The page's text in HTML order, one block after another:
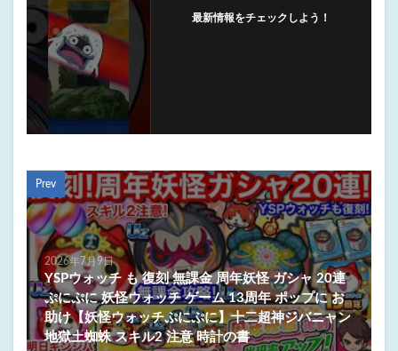
最新情報をチェックしよう！
Prev
2026年7月9日
YSPウォッチ も 復刻 無課金 周年妖怪 ガシャ 20連
ぷにぷに 妖怪ウォッチ ゲーム 13周年 ポップに お
助け【妖怪ウォッチぷにぷに】十二超神ジバニャン
地獄土蜘蛛 スキル2 注意 時計の書